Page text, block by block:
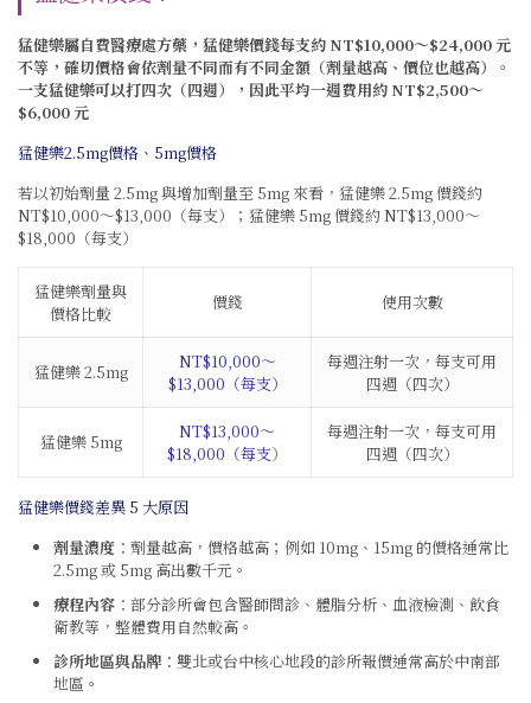
猛健樂屬自費醫療處方藥， 猛健樂價錢每支約 NT$10,000～$24,000 元
不等，確切價格會依劑量不同而有不同金額（劑量越高、價位也越高）
。
一支猛健樂可以打四次（四週），因此平均一週費用約 NT$2,500～
$6,000 元
猛健樂2.5mg價格、5mg價格
若以初始劑量 2.5mg 與增加劑量至 5mg 來看，猛健樂 2.5mg 價錢約
NT$10,000～$13,000（每支）；猛健樂 5mg 價錢約 NT$13,000～
$18,000（每支）
猛健樂劑量與
價格比較
價錢 使用次數
猛健樂 2.5mg
NT$10,000～
$13,000（每支）
每週注射一次，每支可用
四週（四次）
猛健樂 5mg
NT$13,000～
$18,000（每支）
每週注射一次，每支可用
四週（四次）
猛健樂價錢差異 5 大原因
劑量濃度 ：劑量越高，價格越高；例如 10mg、15mg 的價格通常比
2.5mg 或 5mg 高出數千元。
療程內容 ：部分診所會包含醫師問診、體脂分析、血液檢測、飲食
衛教等，整體費用自然較高。
診所地區與品牌 ：雙北或台中核心地段的診所報價通常高於中南部
地區。